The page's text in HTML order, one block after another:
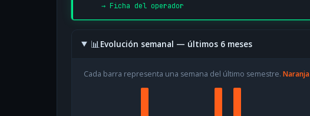
→ Ficha del operador
📊Evolución semanal — últimos 6 meses
Cada barra representa una semana del último semestre. Naranja